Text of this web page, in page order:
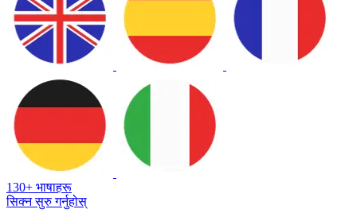
130+ भाषाहरू
सिक्न सुरु गर्नुहोस्